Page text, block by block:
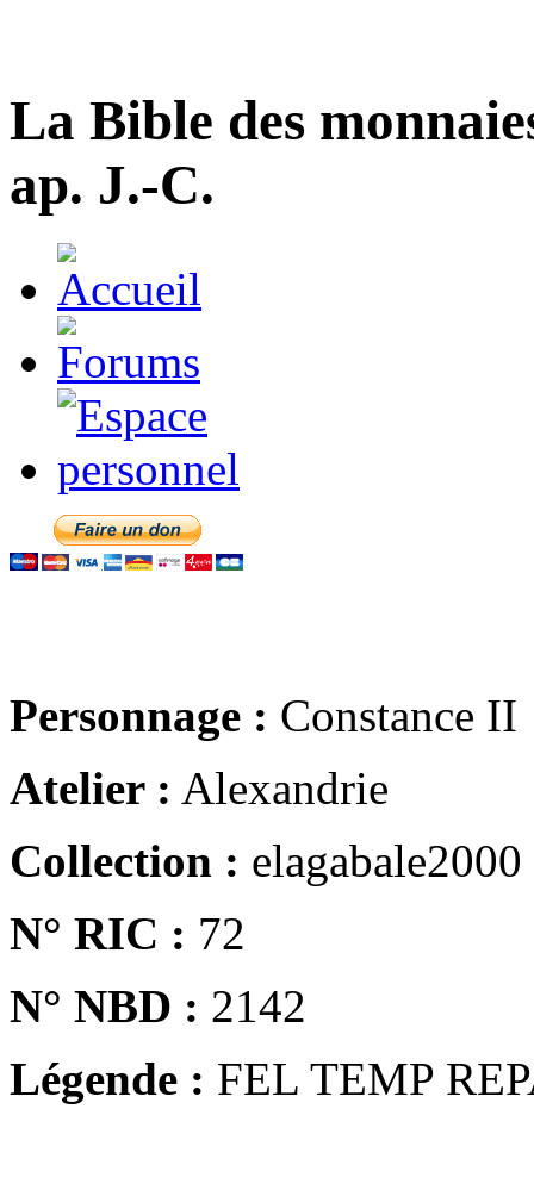
La Bible des
ap. J.-C.
Personnage : Constance II
Atelier : Alexandrie
Collection : elagabale2000
N° RIC : 72
N° NBD : 2142
Légende : FEL TEMP